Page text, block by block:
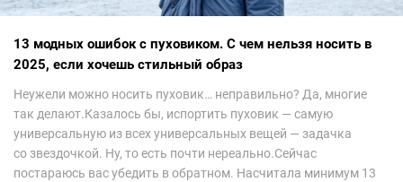
13 модных ошибок с пуховиком. С чем нельзя носить в
2025, если хочешь стильный образ
Неужели можно носить пуховик… неправильно? Да, многие
так делают.Казалось бы, испортить пуховик — самую
универсальную из всех универсальных вещей — задачка
со звездочкой. Ну, то есть почти нереально.Сейчас
постараюсь вас убедить в обратном. Насчитала минимум 13